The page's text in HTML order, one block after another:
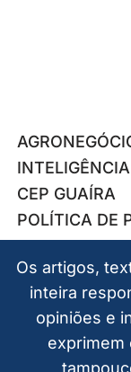
CEP GUAÍRA
POLÍTICA DE
Os artigos,
inteira
opiniões e
exprimem